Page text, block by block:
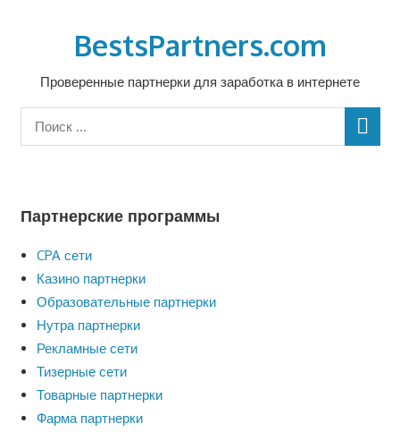
содержимомуBestsPartners.com
Проверенные партнерки для заработка в интернете
Партнерские программы
CPA сети
Казино партнерки
Образовательные партнерки
Нутра партнерки
Рекламные сети
Тизерные сети
Товарные партнерки
Фарма партнерки